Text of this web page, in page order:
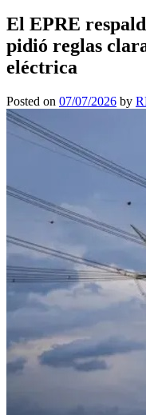
El EPRE
pidió reglas
eléctrica
Posted on 07/07/2026 by